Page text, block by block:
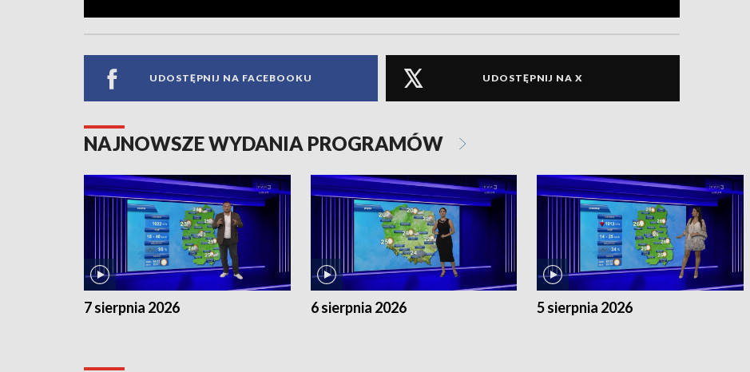
UDOSTĘPNIJ NA FACEBOOKU UDOSTĘPNIJ NA X
NAJNOWSZE WYDANIA PROGRAMÓW
7 sierpnia 2026 6 sierpnia 2026 5 sierpnia 2026